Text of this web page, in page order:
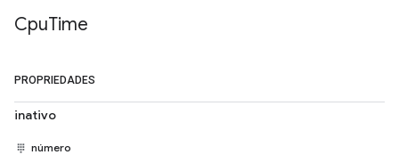
CpuTime
PROPRIEDADES
inativo
número